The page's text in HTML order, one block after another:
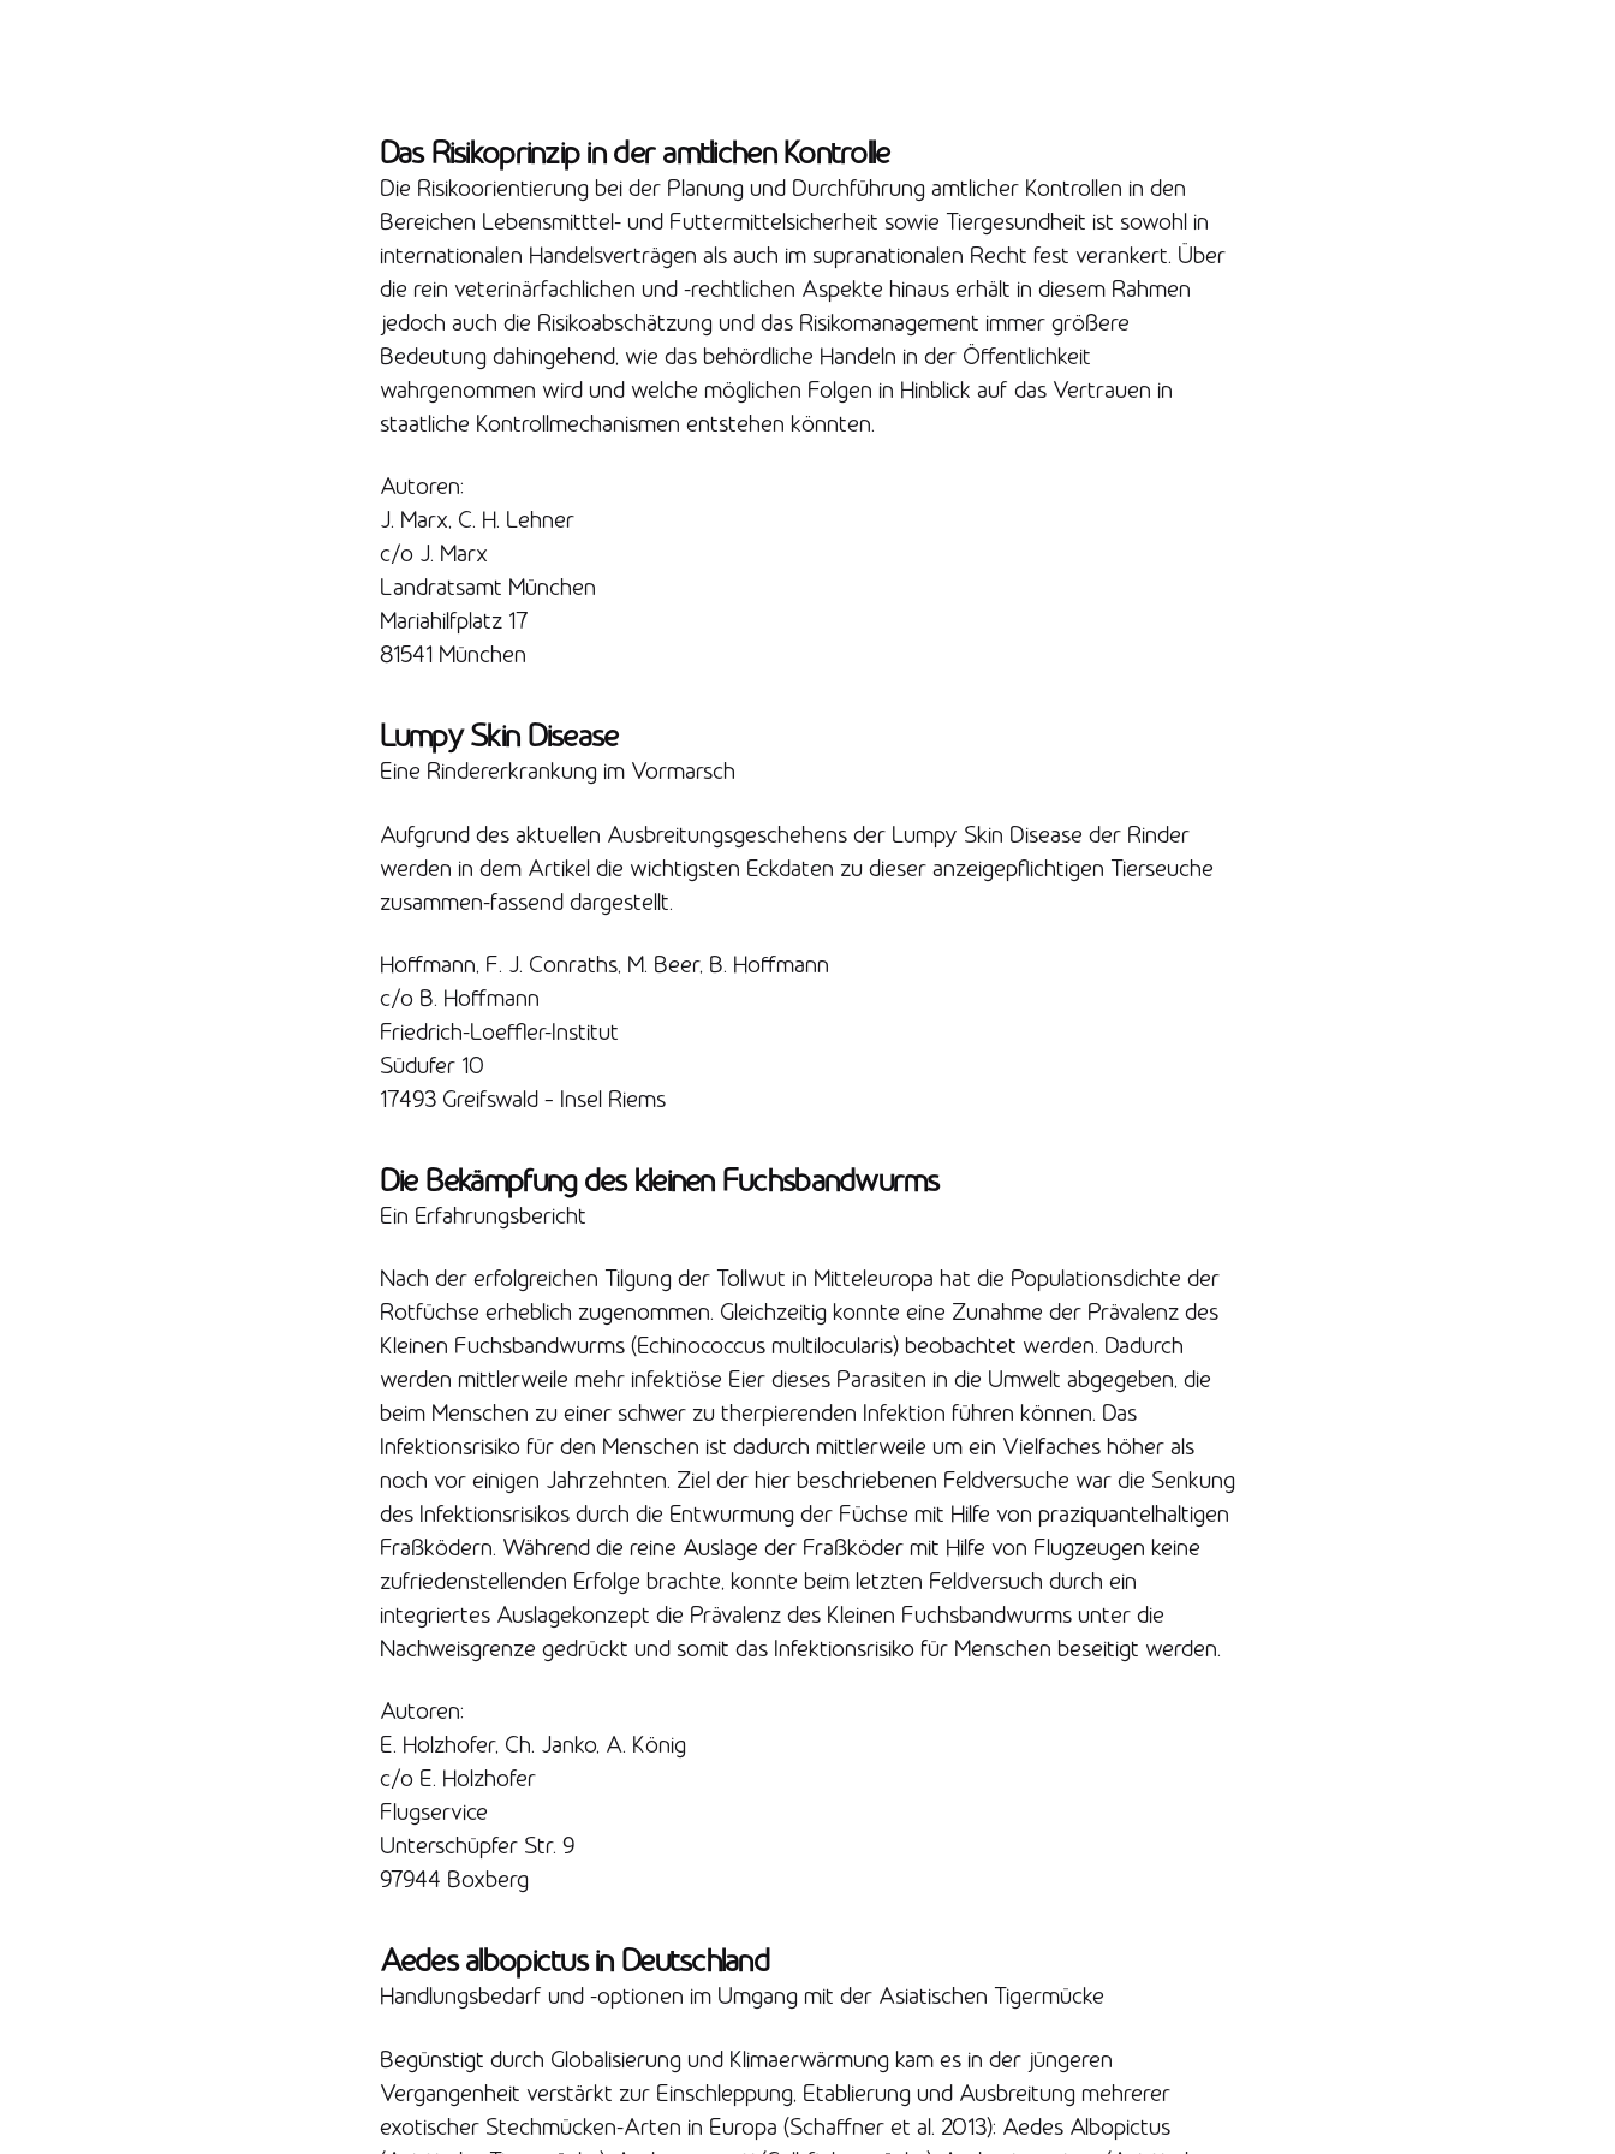
Das Risikoprinzip in der amtlichen Kontrolle
Die Risikoorientierung bei der Planung und Durchführung amtlicher Kontrollen in den
Bereichen Lebensmitttel- und Futtermittelsicherheit sowie Tiergesundheit ist sowohl in
internationalen Handelsverträgen als auch im supranationalen Recht fest verankert. Über
die rein veterinärfachlichen und -rechtlichen Aspekte hinaus erhält in diesem Rahmen
jedoch auch die Risikoabschätzung und das Risikomanagement immer größere
Bedeutung dahingehend, wie das behördliche Handeln in der Öffentlichkeit
wahrgenommen wird und welche möglichen Folgen in Hinblick auf das Vertrauen in
staatliche Kontrollmechanismen entstehen könnten.
Autoren:
J. Marx, C. H. Lehner
c/o J. Marx
Landratsamt München
Mariahilfplatz 17
81541 München
Lumpy Skin Disease
Eine Rindererkrankung im Vormarsch
Aufgrund des aktuellen Ausbreitungsgeschehens der Lumpy Skin Disease der Rinder
werden in dem Artikel die wichtigsten Eckdaten zu dieser anzeigepflichtigen Tierseuche
zusammen-fassend dargestellt.
Hoffmann, F. J. Conraths, M. Beer, B. Hoffmann
c/o B. Hoffmann
Friedrich-Loeffler-Institut
Südufer 10
17493 Greifswald – Insel Riems
Die Bekämpfung des kleinen Fuchsbandwurms
Ein Erfahrungsbericht
Nach der erfolgreichen Tilgung der Tollwut in Mitteleuropa hat die Populationsdichte der
Rotfüchse erheblich zugenommen. Gleichzeitig konnte eine Zunahme der Prävalenz des
Kleinen Fuchsbandwurms (Echinococcus multilocularis) beobachtet werden. Dadurch
werden mittlerweile mehr infektiöse Eier dieses Parasiten in die Umwelt abgegeben, die
beim Menschen zu einer schwer zu therpierenden Infektion führen können. Das
Infektionsrisiko für den Menschen ist dadurch mittlerweile um ein Vielfaches höher als
noch vor einigen Jahrzehnten. Ziel der hier beschriebenen Feldversuche war die Senkung
des Infektionsrisikos durch die Entwurmung der Füchse mit Hilfe von praziquantelhaltigen
Fraßködern. Während die reine Auslage der Fraßköder mit Hilfe von Flugzeugen keine
zufriedenstellenden Erfolge brachte, konnte beim letzten Feldversuch durch ein
integriertes Auslagekonzept die Prävalenz des Kleinen Fuchsbandwurms unter die
Nachweisgrenze gedrückt und somit das Infektionsrisiko für Menschen beseitigt werden.
Autoren:
E. Holzhofer, Ch. Janko, A. König
c/o E. Holzhofer
Flugservice
Unterschüpfer Str. 9
97944 Boxberg
Aedes albopictus in Deutschland
Handlungsbedarf und -optionen im Umgang mit der Asiatischen Tigermücke
Begünstigt durch Globalisierung und Klimaerwärmung kam es in der jüngeren
Vergangenheit verstärkt zur Einschleppung, Etablierung und Ausbreitung mehrerer
exotischer Stechmücken-Arten in Europa (Schaffner et al. 2013): Aedes Albopictus